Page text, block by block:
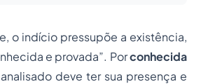
o indício pressupõe a existência,
e provada”. Porconhecida
deve ter sua presença e